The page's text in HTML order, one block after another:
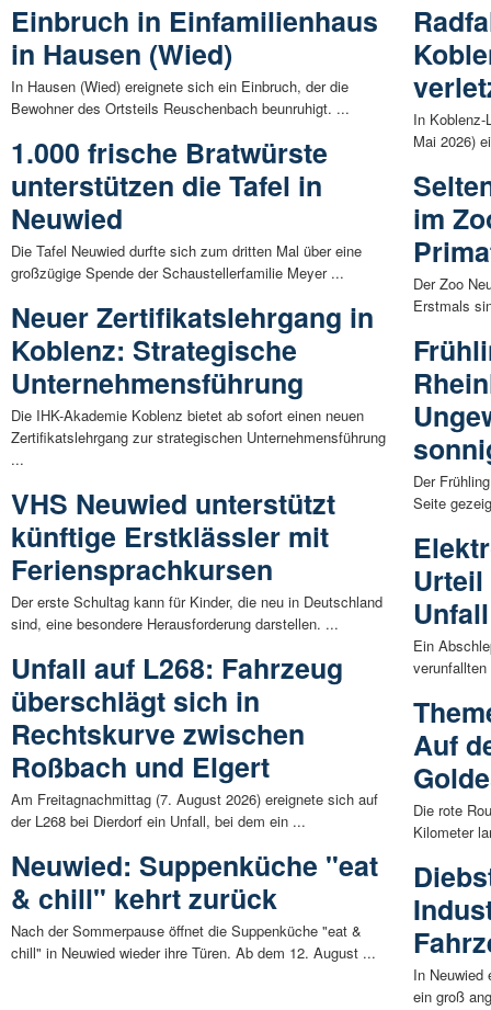
Einbruch in Einfamilienhaus
in Hausen (Wied)
In Hausen (Wied) ereignete sich ein Einbruch, der die
Bewohner des Ortsteils Reuschenbach beunruhigt. ...
1.000 frische Bratwürste
unterstützen die Tafel in
Neuwied
Die Tafel Neuwied durfte sich zum dritten Mal über eine
großzügige Spende der Schaustellerfamilie Meyer ...
Neuer Zertifikatslehrgang in
Koblenz: Strategische
Unternehmensführung
Die IHK-Akademie Koblenz bietet ab sofort einen neuen
Zertifikatslehrgang zur strategischen Unternehmensführung
...
VHS Neuwied unterstützt
künftige Erstklässler mit
Feriensprachkursen
Der erste Schultag kann für Kinder, die neu in Deutschland
sind, eine besondere Herausforderung darstellen. ...
Unfall auf L268: Fahrzeug
überschlägt sich in
Rechtskurve zwischen
Roßbach und Elgert
Am Freitagnachmittag (7. August 2026) ereignete sich auf
der L268 bei Dierdorf ein Unfall, bei dem ein ...
Neuwied: Suppenküche "eat
& chill" kehrt zurück
Nach der Sommerpause öffnet die Suppenküche "eat &
chill" in Neuwied wieder ihre Türen. Ab dem 12. August ...
In
Mai 2026)
im
Der Zoo
Erstmals
Der
Seite
Unfall
Ein
Auf
Die rote
Kilometer
In Neuwied
ein groß